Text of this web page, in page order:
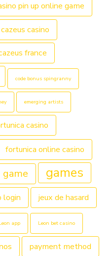
pin up online game
cazeus casino
france
code bonus spingranny
emerging artists
casino
fortunica online casino
game games
login jeux de hasard
app Leon bet casino
payment method